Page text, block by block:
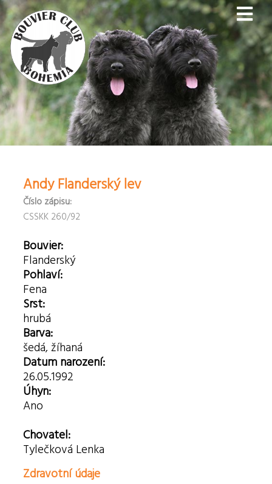
Andy Flanderský lev
Číslo zápisu:
CSSKK 260/92
Bouvier:
Flanderský
Pohlaví:
Fena
Srst:
hrubá
Barva:
šedá, žíhaná
Datum narození:
26.05.1992
Úhyn:
Ano
Chovatel:
Tylečková Lenka
Zdravotní údaje